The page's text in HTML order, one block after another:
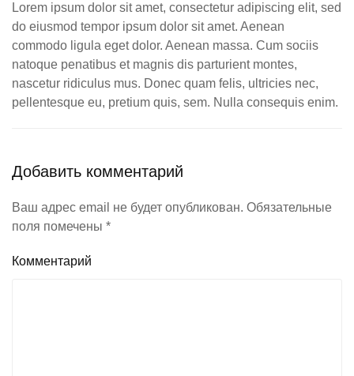
Lorem ipsum dolor sit amet, consectetur adipiscing elit, sed
do eiusmod tempor ipsum dolor sit amet. Aenean
commodo ligula eget dolor. Aenean massa. Cum sociis
natoque penatibus et magnis dis parturient montes,
nascetur ridiculus mus. Donec quam felis, ultricies nec,
pellentesque eu, pretium quis, sem. Nulla consequis enim.
Добавить комментарий
Ваш адрес email не будет опубликован. Обязательные
поля помечены *
Комментарий